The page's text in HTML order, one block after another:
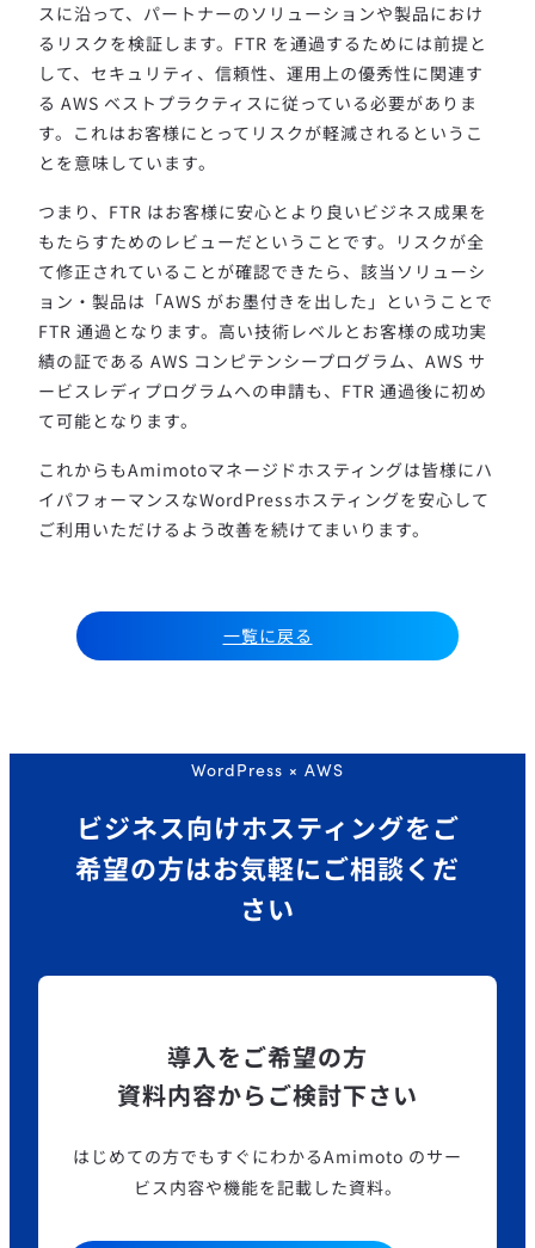
スに沿って、パートナーのソリューションや製品におけ
るリスクを検証します。 FTR を通過するためには前提と
して、セキュリティ、信頼性、運用上の優秀性に関連す
る AWS ベストプラクティスに従っている必要がありま
す。 これはお客様にとってリスクが軽減されるというこ
とを意味しています。
つまり、FTR はお客様に安心とより良いビジネス成果を
もたらすためのレビューだということです。
リスクが全
て修正されていることが確認できたら、該当ソリューシ
ョン・製品は「AWS がお墨付きを出した」ということで
FTR 通過となります。 高い技術レベルとお客様の成功実
績の証である AWS コンピテンシープログラム、AWS サ
ービスレディプログラムへの申請も、FTR 通過後に初め
て可能となります。
これからもAmimotoマネージドホスティングは皆様にハ
イパフォーマンスなWordPressホスティングを安心して
ご利用いただけるよう改善を続けてまいります。
一覧に戻る
WordPress × AWS
ビジネス向けホスティングをご
希望の方はお気軽にご相談くだ
さい
導入をご希望の方
資料内容からご検討下さい
はじめての方でもすぐにわかるAmimoto のサー
ビス内容や機能を記載した資料。